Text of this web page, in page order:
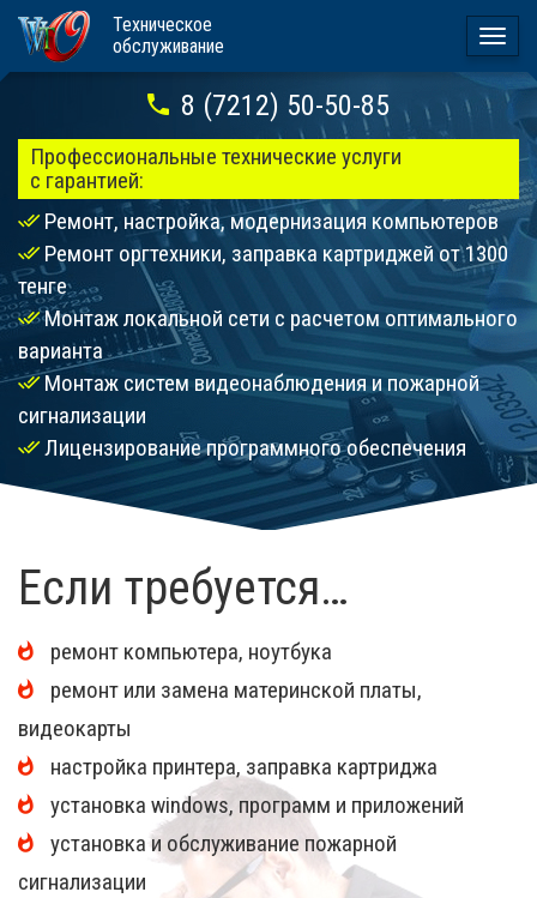
Техническое
обслуживание
8 (7212) 50-50-85
Профессиональные технические услуги
с гарантией:
Ремонт, настройка, модернизация компьютеров
Ремонт оргтехники, заправка картриджей от 1300
тенге
Монтаж локальной сети с расчетом оптимального
варианта
Монтаж систем видеонаблюдения и пожарной
сигнализации
Лицензирование программного обеспечения
Если требуется…
ремонт компьютера, ноутбука
ремонт или замена материнской платы,
видеокарты
настройка принтера, заправка картриджа
установка windows, программ и приложений
установка и обслуживание пожарной
сигнализации